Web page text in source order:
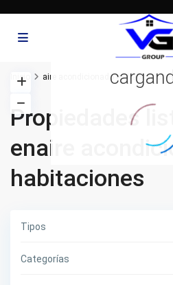
Inicio aire acondicionado en habitaciones
Propiedades
enaire
habitaciones
Tipos
Categorías